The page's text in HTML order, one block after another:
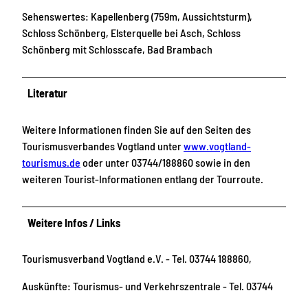
Sehenswertes: Kapellenberg (759m, Aussichtsturm),
Schloss Schönberg, Elsterquelle bei Asch, Schloss
Schönberg mit Schlosscafe, Bad Brambach
Literatur
Weitere Informationen finden Sie auf den Seiten des
Tourismusverbandes Vogtland unterwww.vogtland-
tourismus.de oder unter 03744/188860 sowie in den
weiteren Tourist-Informationen entlang der Tourroute.
Weitere Infos / Links
Tourismusverband Vogtland e.V. - Tel. 03744 188860,
Auskünfte: Tourismus- und Verkehrszentrale - Tel. 03744